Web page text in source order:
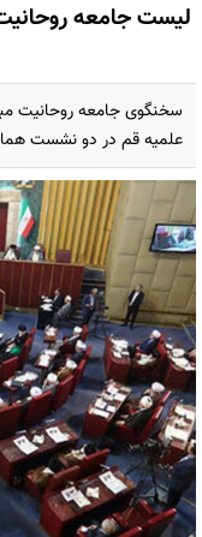
لیست جامعه
سخنگوی جامعه روحانیت
علمیه قم در دو نشست